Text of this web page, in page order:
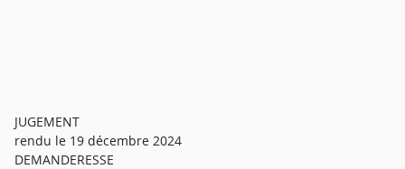
JUGEMENT
rendu le 19 décembre 2024
DEMANDERESSE